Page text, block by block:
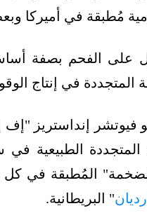
مُطبقة في أميركا
على الفحم بصفة
المتجددة في إنتاج
إنداستريز "إف
المتجددة الطبيعية
المُطبقة في كل
" البريطانية.